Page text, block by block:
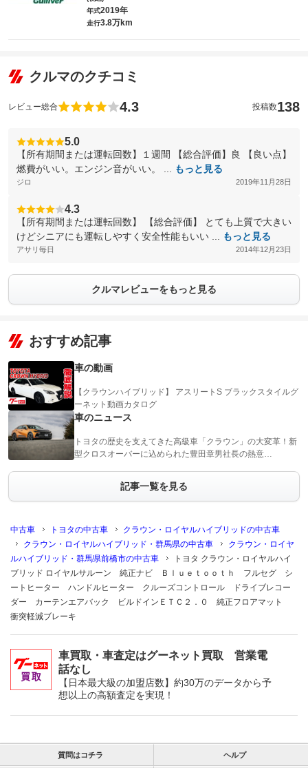
年式2019年
走行3.8万km
クルマのクチコミ
レビュー総合 4.3 投稿数138
5.0
【所有期間または運転回数】１週間 【総合評価】良 【良い点】
燃費がいい。エンジン音がいい。 ...
もっと見る
ジロ 2019年11月28日
4.3
【所有期間または運転回数】 【総合評価】 とても上質で大きい
けどシニアにも運転しやすく安全性能もいい ...
もっと見る
アサリ毎日 2014年12月23日
クルマレビューをもっと見る
おすすめ記事
車の動画
【クラウンハイブリッド】 アスリートS ブラックスタイルグ
ーネット動画カタログ
車のニュース
トヨタの歴史を支えてきた高級車「クラウン」の大変革！新
型クロスオーバーに込められた豊田章男社長の熱意…
記事一覧を見る
中古車 トヨタの中古車
クラウン・ロイヤルハイブリッドの中古車
クラウン・ロイヤルハイブリッド・群馬県の中古車
クラウン・ロイヤ
ルハイブリッド・群馬県前橋市の中古車
トヨタ クラウン・ロイヤルハイ
ブリッド ロイヤルサルーン 純正ナビ Ｂｌｕｅｔｏｏｔｈ フルセグ シ
ートヒーター ハンドルヒーター クルーズコントロール ドライブレコー
ダー カーテンエアバック ビルドインＥＴＣ２．０ 純正フロアマット
衝突軽減ブレーキ
車買取・車査定はグーネット買取 営業電
話なし
【日本最大級の加盟店数】約30万のデータから予
想以上の高額査定を実現！
質問はコチラ ヘルプ